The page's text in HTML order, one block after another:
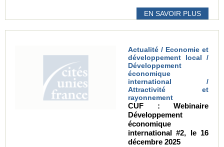
EN SAVOIR PLUS
Actualité / Economie et
développement local /
Développement
économique
international /
Attractivité et
rayonnement
CUF : Webinaire
Développement
économique
international #2, le 16
décembre 2025